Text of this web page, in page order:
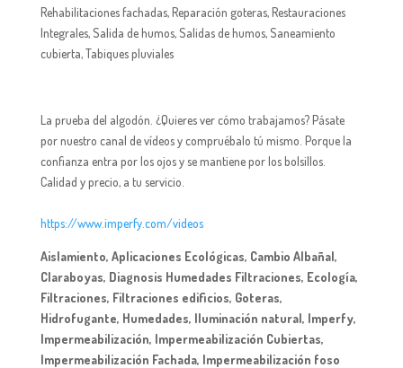
Rehabilitaciones fachadas,Reparación goteras,Restauraciones
Integrales, Salida de humos, Salidas de humos, Saneamiento
cubierta,Tabiques pluviales
La prueba del algodón. ¿Quieres ver cómo trabajamos? Pásate
por nuestro canal de vídeos y compruébalo tú mismo. Porque la
confianza entra por los ojos y se mantiene por los bolsillos.
Calidad y precio, a tu servicio.
https://www.imperfy.com/videos
Aislamiento, Aplicaciones Ecológicas, Cambio Albañal,
Claraboyas, Diagnosis Humedades Filtraciones, Ecología,
Filtraciones, Filtraciones edificios, Goteras,
Hidrofugante, Humedades, Iluminación natural, Imperfy,
Impermeabilización, Impermeabilización Cubiertas,
Impermeabilización Fachada, Impermeabilización foso